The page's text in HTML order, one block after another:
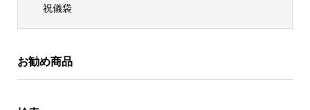
祝儀袋
お勧め商品